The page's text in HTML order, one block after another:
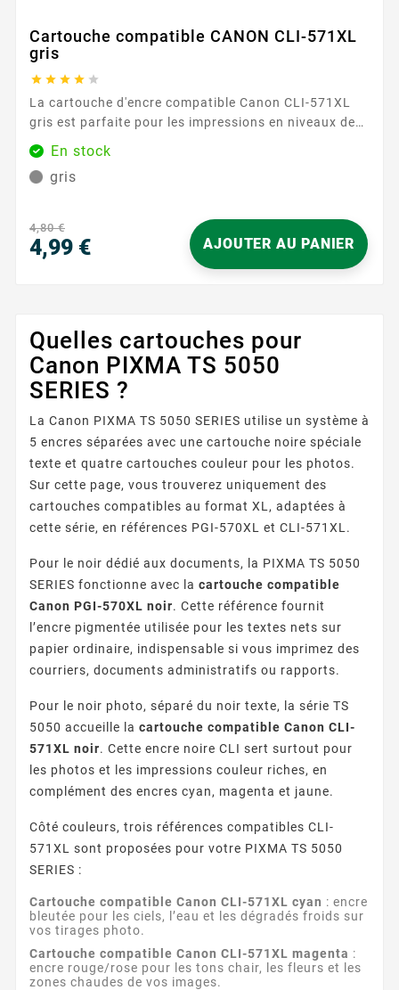
Cartouche compatible CANON CLI-571XL
gris
    
La cartouche d'encre compatible Canon CLI-571XL
gris est parfaite pour les impressions en niveaux de
gris, offrant des résultats précis et détaillés. Avec
une capacité de 680 pages, cette cartouche assure
des performances fiables et durables, idéales pour
formule d'encre avancée garantit des dégradés
harmonieux et des détails nets. ...
En stock
gris
4,80 €
4,99 € AJOUTER AU PANIER
Quelles cartouches pour
Canon PIXMA TS 5050
SERIES ?
La Canon PIXMA TS 5050 SERIES utilise un système à
5 encres séparées avec une cartouche noire spéciale
texte et quatre cartouches couleur pour les photos.
Sur cette page, vous trouverez uniquement des
cartouches compatibles au format XL, adaptées à
cette série, en références PGI-570XL et CLI-571XL.
Pour le noir dédié aux documents, la PIXMA TS 5050
SERIES fonctionne avec la cartouche compatible
Canon PGI-570XL noir. Cette référence fournit
l’encre pigmentée utilisée pour les textes nets sur
papier ordinaire, indispensable si vous imprimez des
courriers, documents administratifs ou rapports.
Pour le noir photo, séparé du noir texte, la série TS
5050 accueille la cartouche compatible Canon CLI-
571XL noir. Cette encre noire CLI sert surtout pour
les photos et les impressions couleur riches, en
complément des encres cyan, magenta et jaune.
Côté couleurs, trois références compatibles CLI-
571XL sont proposées pour votre PIXMA TS 5050
SERIES :
Cartouche compatible Canon CLI-571XL cyan : encre
bleutée pour les ciels, l’eau et les dégradés froids sur
vos tirages photo.
Cartouche compatible Canon CLI-571XL magenta :
encre rouge/rose pour les tons chair, les fleurs et les
zones chaudes de vos images.